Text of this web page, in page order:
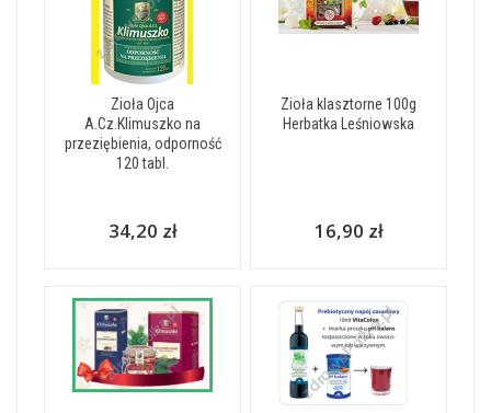
Zioła Ojca
A.Cz.Klimuszko na
przeziębienia, odporność
120 tabl.
34,20 zł
Zioła klasztorne 100g
Herbatka Leśniowska
16,90 zł